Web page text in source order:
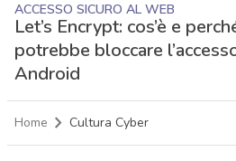
ACCESSO SICURO AL WEB
Let’s Encrypt: cos’è e
potrebbe bloccare
Android
Home Cultura Cyber